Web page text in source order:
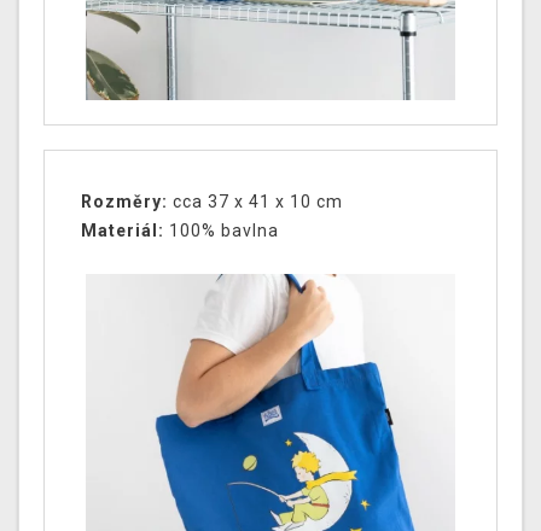
Rozměry: cca 37 x 41 x 10 cm
Materiál: 100% bavlna